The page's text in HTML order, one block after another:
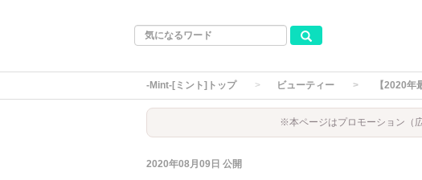
-Mint-[ミント]トップ ビューティー 【2020
※本ページはプロモーション（
2020年08月09日 公開